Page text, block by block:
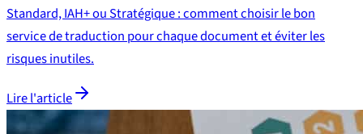
Standard, IAH+ ou Stratégique : comment choisir le bon
service de traduction pour chaque document et éviter les
risques inutiles.
Lire l'article